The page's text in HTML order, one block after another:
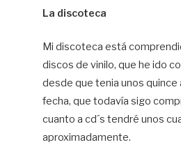
La discoteca
Mi discoteca está
discos de vinilo, que he ido
desde que tenia unos quince
fecha, que todavía sigo
cuanto a cd´s tendré unos
aproximadamente.